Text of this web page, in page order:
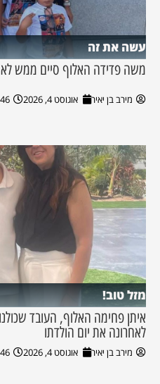
עשה את זה
משה פדידה האלוף סיים ממש
מירב בן יאיר אוגוסט 4, 2026 pm
מזל טוב!
איתן פחימה האלוף, העובד
לאחרונה את יום הולדתו
מירב בן יאיר אוגוסט 4, 2026 pm